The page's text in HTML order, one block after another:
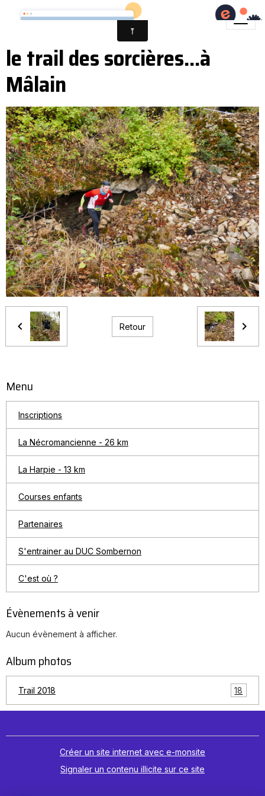
le trail des sorcières...à
Mâlain
Retour
Menu
Inscriptions
La Nécromancienne - 26 km
La Harpie - 13 km
Courses enfants
Partenaires
S'entrainer au DUC Sombernon
C'est où ?
Évènements à venir
Aucun évènement à afficher.
Album photos
Trail 2018 18
Créer un site internet avec e-monsite
Signaler un contenu illicite sur ce site